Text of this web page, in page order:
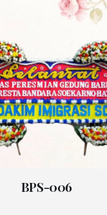
BPS-006